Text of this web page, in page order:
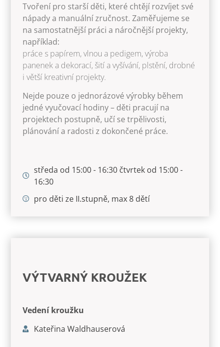
Tvoření pro starší děti, které chtějí rozvíjet své
nápady a manuální zručnost. Zaměřujeme se
na samostatnější práci a náročnější projekty,
například:
práce s papírem, vlnou a pedigem, výroba
panenek a dekorací, šití a vyšívání, plstění, drobné
i větší kreativní projekty.
Nejde pouze o jednorázové výrobky během
jedné vyučovací hodiny – děti pracují na
projektech postupně, učí se trpělivosti,
plánování a radosti z dokončené práce.
středa od 15:00 - 16:30 čtvrtek od 15:00 -
16:30
pro děti ze II.stupně, max 8 dětí
VÝTVARNÝ KROUŽEK
Vedení kroužku
Kateřina Waldhauserová